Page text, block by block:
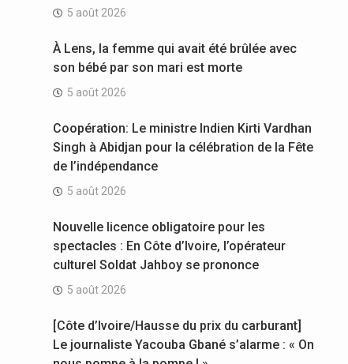
5 août 2026
À Lens, la femme qui avait été brûlée avec
son bébé par son mari est morte
5 août 2026
Coopération: Le ministre Indien Kirti Vardhan
Singh à Abidjan pour la célébration de la Fête
de l’indépendance
5 août 2026
Nouvelle licence obligatoire pour les
spectacles : En Côte d’Ivoire, l’opérateur
culturel Soldat Jahboy se prononce
5 août 2026
[Côte d’Ivoire/Hausse du prix du carburant]
Le journaliste Yacouba Gbané s’alarme : « On